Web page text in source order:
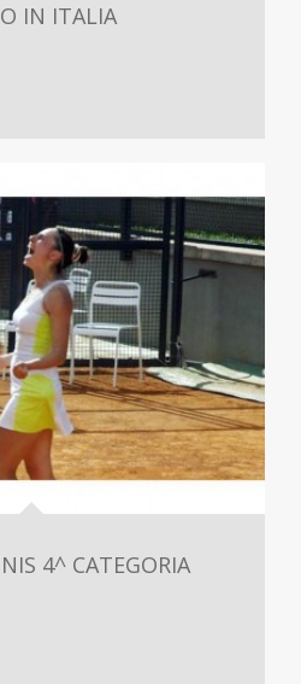
IN ITALIA
4^ CATEGORIA